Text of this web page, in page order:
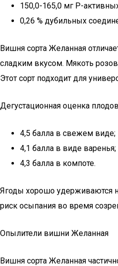
150,0-165,0 мг Р-
0,26 % дубильных
Вишня сорта Желанная
сладким вкусом. Мякоть
Этот сорт подходит для
Дегустационная оценка
4,5 балла в свежем виде;
4,1 балла в виде варенья;
4,3 балла в компоте.
Ягоды хорошо удерживаются
риск осыпания во время
Опылители вишни Желанная
Вишня сорта Желанная